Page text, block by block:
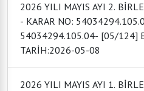
2026 YILI MAYIS AYI 2.
- KARAR NO: 54034294.105.04- [05/117] DEN
54034294.105.04- [05/124] E
TARİH:2026-05-08
2026 YILI MAYIS AYI 1.